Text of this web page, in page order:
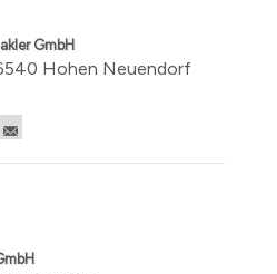
GmbH
Hohen Neuendorf